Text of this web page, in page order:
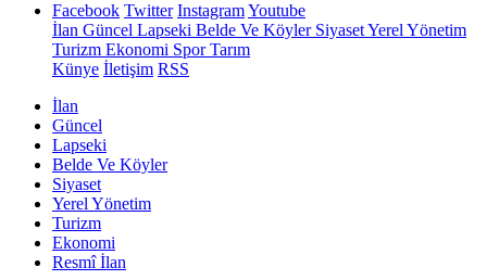
Facebook Twitter InstagramYoutube
İlan Güncel Lapseki Belde Ve KöylerSiyasetYerel Yönetim
Turizm Ekonomi SporTarım
Künye İletişim RSS
İlan
Güncel
Lapseki
Belde Ve Köyler
Siyaset
Yerel Yönetim
Turizm
Ekonomi
Resmî İlan